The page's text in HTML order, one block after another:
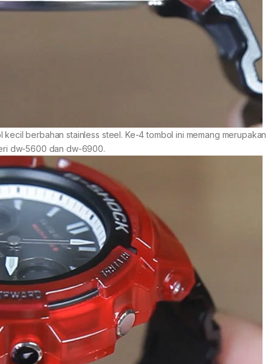
berbahan stainless steel. Ke-4 tombol ini memang
dw-5600 dan dw-6900.